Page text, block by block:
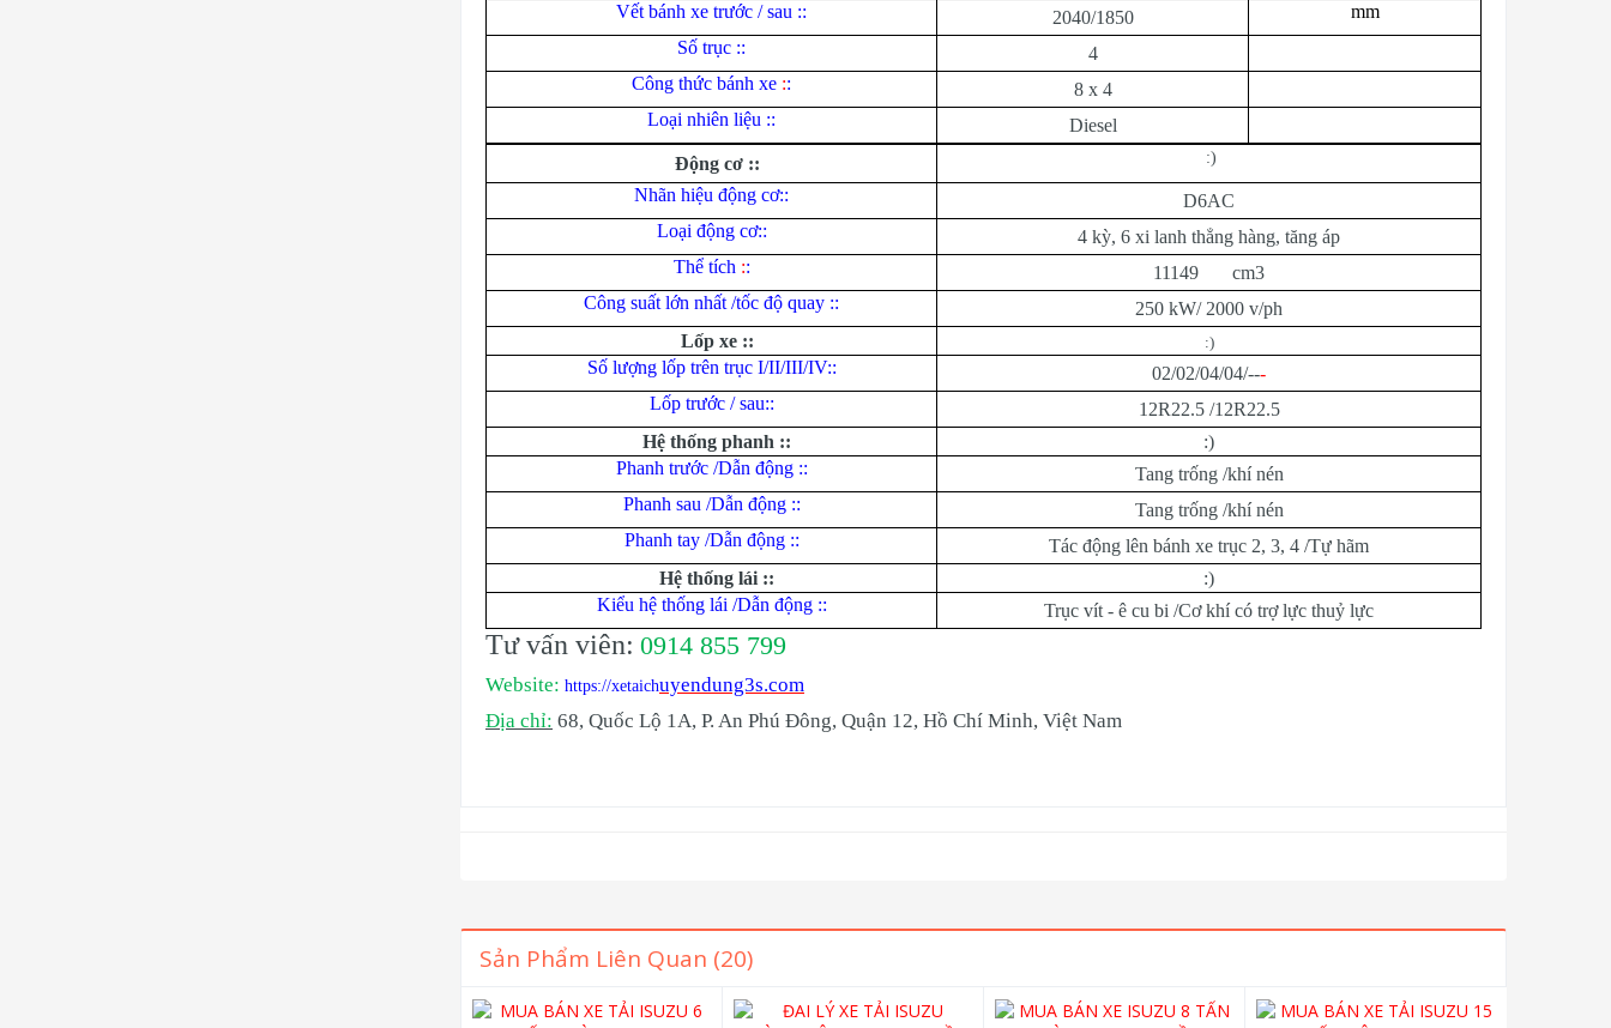
Vết bánh xe trước / sau ::
2040/1850
mm
Số trục ::
4
Công thức bánh xe ::
8 x 4
Loại nhiên liệu ::
Diesel
Động cơ ::
:)
Nhãn hiệu động cơ::
D6AC
Loại động cơ::
4 kỳ, 6 xi lanh thẳng hàng, tăng áp
Thể tích ::
11149 cm3
Công suất lớn nhất /tốc độ quay ::
250 kW/ 2000 v/ph
Lốp xe ::
:)
Số lượng lốp trên trục I/II/III/IV:: 02/02/04/04/---
Lốp trước / sau::
12R22.5 /12R22.5
Hệ thống phanh ::
:)
Phanh trước /Dẫn động ::
Tang trống /khí nén
Phanh sau /Dẫn động ::
Tang trống /khí nén
Phanh tay /Dẫn động ::
Tác động lên bánh xe trục 2, 3, 4 /Tự hãm
Hệ thống lái ::
:)
Kiểu hệ thống lái /Dẫn động ::
Trục vít - ê cu bi /Cơ khí có trợ lực thuỷ lực
Tư vấn viên: 0914 855 799
Website: https://xetaichuyendung3s.com
Địa chỉ: 68, Quốc Lộ 1A, P. An Phú Đông, Quận 12, Hồ Chí Minh, Việt Nam
Sản Phẩm Liên Quan (20)